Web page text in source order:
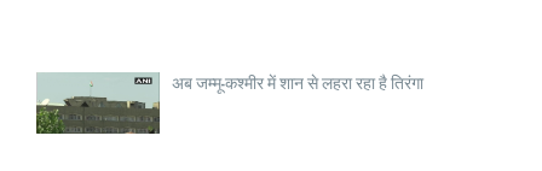
अब जम्मू-कश्मीर में शान से लहरा रहा है तिरंगा